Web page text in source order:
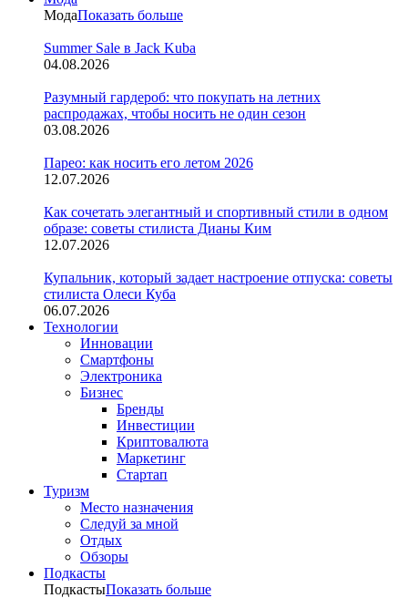
МодаПоказать больше
Summer Sale в Jack Kuba
04.08.2026
Разумный гардероб: что покупать на летних
распродажах, чтобы носить не один сезон
03.08.2026
Парео: как носить его летом 2026
12.07.2026
Как сочетать элегантный и спортивный стили в одном
образе: советы стилиста Дианы Ким
12.07.2026
Купальник, который задает настроение отпуска: советы
стилиста Олеси Куба
06.07.2026
Технологии
Инновации
Смартфоны
Электроника
Бизнес
Бренды
Инвестиции
Криптовалюта
Маркетинг
Стартап
Туризм
Место назначения
Следуй за мной
Отдых
Обзоры
Подкасты
ПодкастыПоказать больше